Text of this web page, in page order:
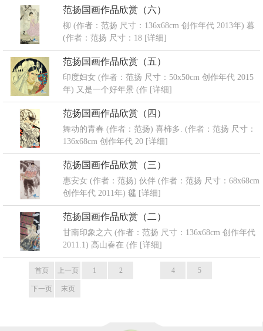
范扬国画作品欣赏（六）
柳 (作者：范扬 尺寸：136x68cm 创作年代 2013年) 暮
(作者：范扬 尺寸：18 [详细]
范扬国画作品欣赏（五）
印度妇女 (作者：范扬 尺寸：50x50cm 创作年代 2015
年) 又是一个好年景 (作 [详细]
范扬国画作品欣赏（四）
舞动的青春 (作者：范扬) 喜柿多. (作者：范扬 尺寸：
136x68cm 创作年代 20 [详细]
范扬国画作品欣赏（三）
惠安女 (作者：范扬) 伙伴 (作者：范扬 尺寸：68x68cm
创作年代 2011年) 毽 [详细]
范扬国画作品欣赏（二）
甘南印象之六 (作者：范扬 尺寸：136x68cm 创作年代
2011.1) 高山春在 (作 [详细]
首页 上一页 1 2 4 5
下一页 末页